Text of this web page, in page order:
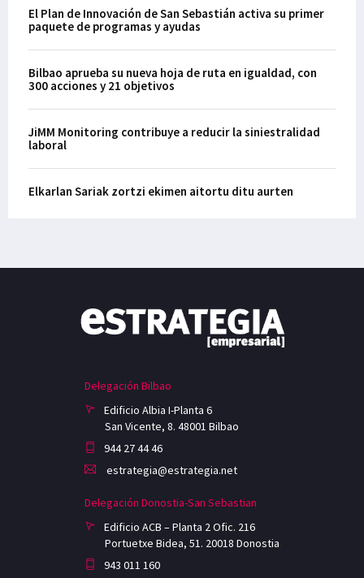
El Plan de Innovación de San Sebastián activa su primer
paquete de programas y ayudas
Bilbao aprueba su nueva hoja de ruta en igualdad, con
300 acciones y 21 objetivos
JiMM Monitoring contribuye a reducir la siniestralidad
laboral
Elkarlan Sariak zortzi ekimen aitortu ditu aurten
Delegación Bilbao
Edificio Albia I-Planta 6
San Vicente, 8. 48001 Bilbao
944 27 44 46
estrategia@estrategia.net
Delegación Donostia-San Sebastian
Edificio ACB – Planta 2 Ofic. 216
Portuetxe Bidea, 51. 20018 Donostia
943 011 160